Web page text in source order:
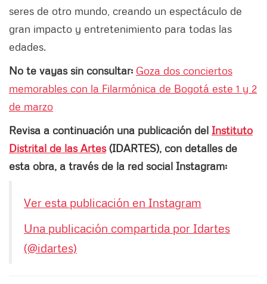
seres de otro mundo, creando un espectáculo de
gran impacto y entretenimiento para todas las
edades.
No te vayas sin consultar: Goza dos conciertos
memorables con la Filarmónica de Bogotá este 1 y 2
de marzo
Revisa a continuación una publicación del Instituto
Distrital de las Artes(IDARTES), con detalles de
esta obra, a través de la red social Instagram:
Ver esta publicación en Instagram
Una publicación compartida por Idartes
(@idartes)